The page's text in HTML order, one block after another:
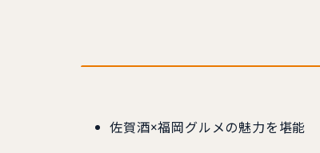
佐賀酒×福岡グルメの魅力を堪能